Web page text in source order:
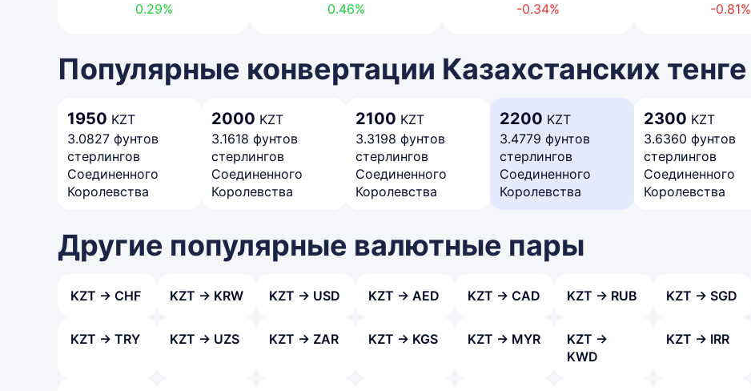
0.29%
0.46%
-0.34%
-0.81%
Популярные конвертации Казахстанских тенге
1950 KZT
3.0827 фунтов
стерлингов
Соединенного
Королевства
2000 KZT
3.1618 фунтов
стерлингов
Соединенного
Королевства
2100 KZT
3.3198 фунтов
стерлингов
Соединенного
Королевства
2200 KZT
3.4779 фунтов
стерлингов
Соединенного
Королевства
2300 KZT
3.6360 фунтов
стерлингов
Соединенного
Королевства
Другие популярные валютные пары
KZT → CHF KZT → KRW KZT → USD KZT → AED KZT → CAD KZT → RUB KZT → SGD
KZT → TRY KZT → UZS KZT → ZAR KZT → KGS KZT → MYR
KZT →
KWD
KZT → IRR